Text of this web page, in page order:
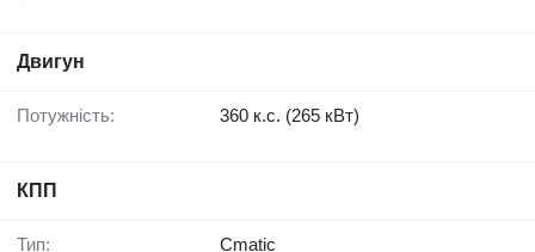
Двигун
Потужність: 360 к.с. (265 кВт)
КПП
Тип: Cmatic